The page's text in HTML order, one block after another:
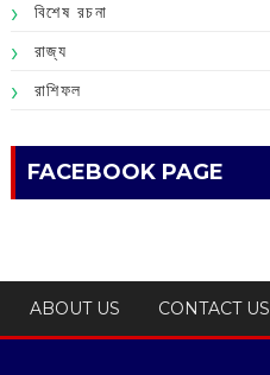
বিশেষ রচনা
রাজ্য
রাশিফল
FACEBOOK PAGE
ABOUT US CONTACT US